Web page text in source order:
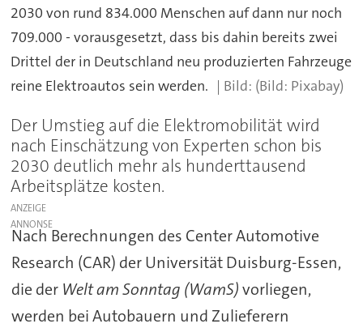
2030 von rund 834.000 Menschen auf dann nur noch
709.000 - vorausgesetzt, dass bis dahin bereits zwei
Drittel der in Deutschland neu produzierten Fahrzeuge
reine Elektroautos sein werden.
(Bild: Pixabay)
Der Umstieg auf die Elektromobilität wird
nach Einschätzung von Experten schon bis
2030 deutlich mehr als hunderttausend
Arbeitsplätze kosten.
ANZEIGE
Nach Berechnungen des Center Automotive
Research (CAR) der Universität Duisburg-Essen,
die der Welt am Sonntag (WamS)vorliegen,
werden bei Autobauern und Zulieferern